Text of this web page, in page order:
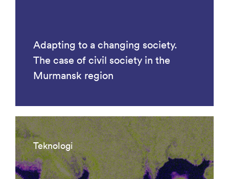
Adapting to a changing society.
The case of civil society in the
Murmansk region
Teknologi